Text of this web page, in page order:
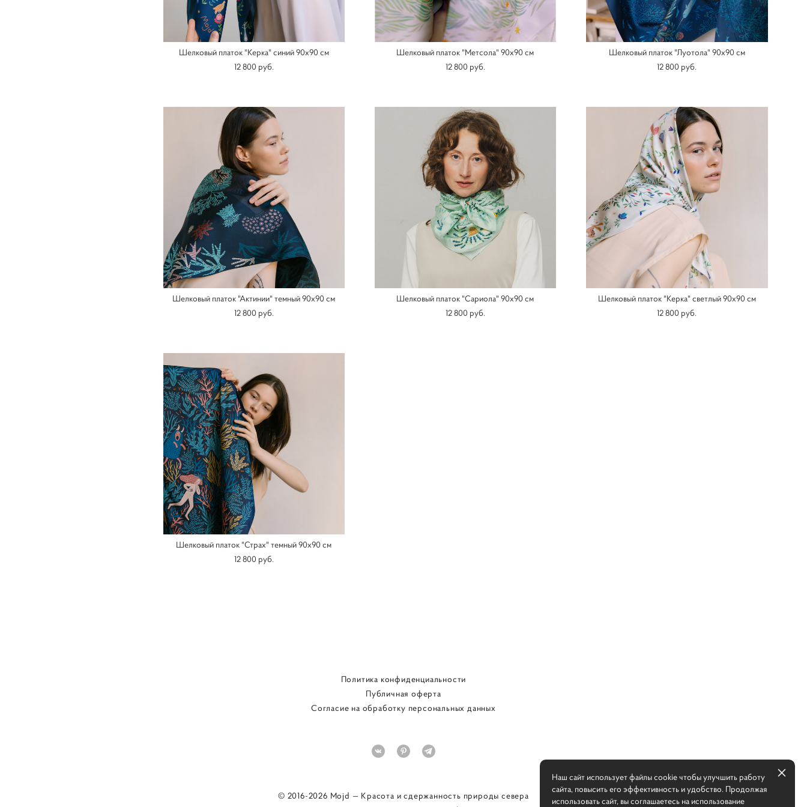
Шелковый платок "Керка" синий 90х90 см
12 800 pуб.
Шелковый платок "Метсола" 90х90 см
12 800 pуб.
Шелковый платок "Луотола" 90х90 см
12 800 pуб.
Шелковый платок "Актинии" темный 90х90 см
12 800 pуб.
Шелковый платок "Сариола" 90х90 см
12 800 pуб.
Шелковый платок "Керка" светлый 90х90 см
12 800 pуб.
Шелковый платок "Страх" темный 90х90 см
12 800 pуб.
Политика конфиденциальности
Публичная оферта
Согласие на обработку персональных данных
© 2016-2026 Mojd — Красота и сдержанность природы севера
Наш сайт использует файлы cookie чтобы улучшить работу
сайта, повысить его эффективность и удобство. Продолжая
использовать сайт, вы соглашаетесь на использование